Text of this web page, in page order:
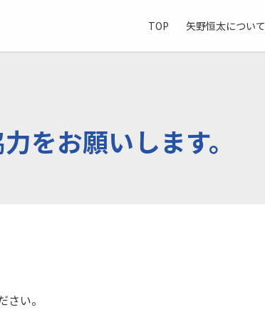
TOP 矢野恒太について
をお願いします。
い。